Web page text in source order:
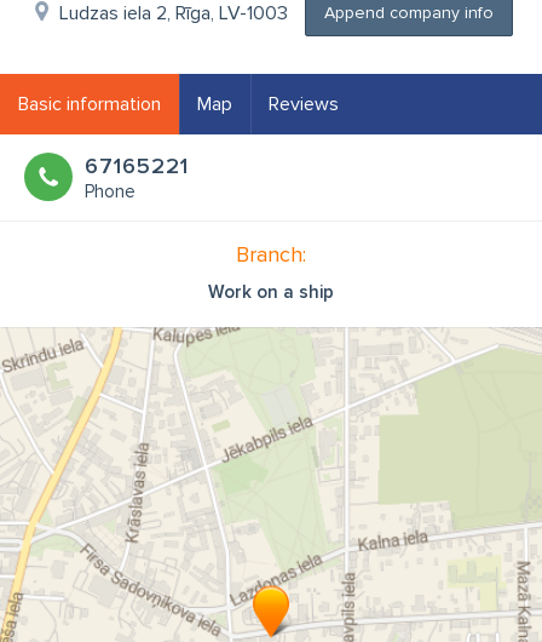
Ludzas iela 2, Rīga, LV-1003 Append company info
Basic information Map Reviews
67165221
Phone
Branch:
Work on a ship